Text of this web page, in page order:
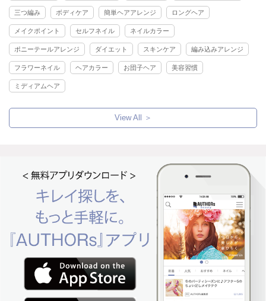
三つ編み ボディケア 簡単ヘアアレンジ ロングヘア
メイクポイント セルフネイル ネイルカラー
ポニーテールアレンジ ダイエット スキンケア 編み込みアレンジ
フラワーネイル ヘアカラー お団子ヘア 美容習慣
ミディアムヘア
View All ＞